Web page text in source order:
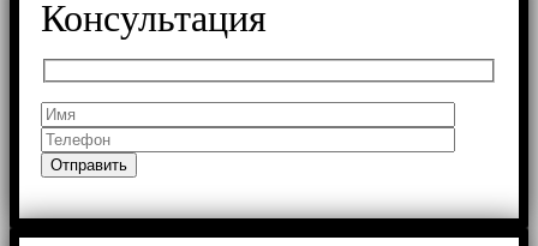
Консультация